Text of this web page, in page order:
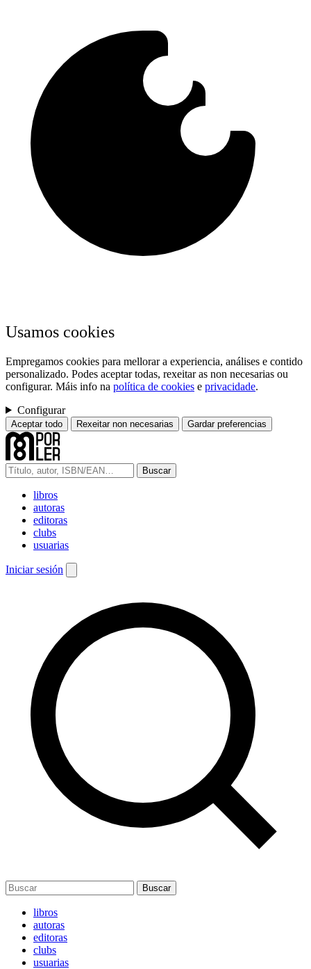
Usamos cookies
Empregamos cookies para mellorar a experiencia, análises e contido
personalizado. Podes aceptar todas, rexeitar as non necesarias ou
configurar. Máis info na política de cookies e privacidade.
Configurar
Aceptar todo Rexeitar non necesarias Gardar preferencias
Buscar
libros
autoras
editoras
clubs
usuarias
Iniciar sesión
Buscar
libros
autoras
editoras
clubs
usuarias